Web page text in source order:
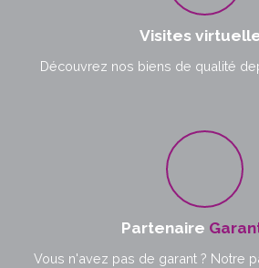
Visites
Découvrez nos biens de qualité
Partenaire
Vous n'avez pas de garant ? Notre